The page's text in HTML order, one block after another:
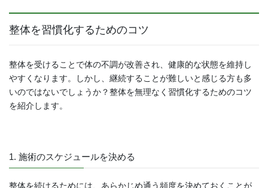
整体を習慣化するためのコツ
整体を受けることで体の不調が改善され、健康的な状態を維持し
やすくなります。しかし、継続することが難しいと感じる方も多
いのではないでしょうか？整体を無理なく習慣化するためのコツ
を紹介します。
1. 施術のスケジュールを決める
整体を続けるためには、あらかじめ通う頻度を決めておくことが